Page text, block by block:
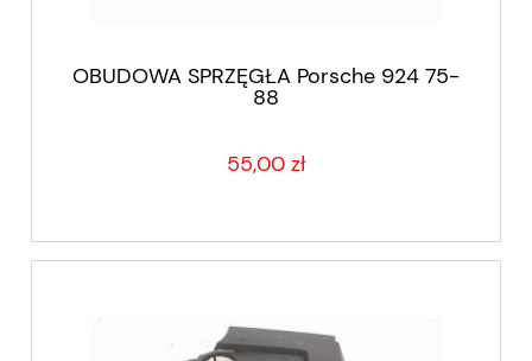
OBUDOWA SPRZĘGŁA Porsche 924 75-
88
55,00 zł